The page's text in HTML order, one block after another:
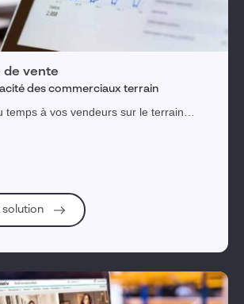
- ERP
de vie produit
Réinitialiser les filtres
1tag(s) sélectionné(s)
Valider ma sélection
de vente
des commerciaux terrain
temps à vos vendeurs sur le terrain
solution